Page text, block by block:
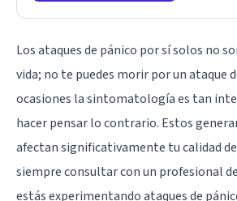
Los ataques de pánico por sí solos no
vida; no te puedes morir por un ataque
ocasiones la sintomatología es tan
hacer pensar lo contrario. Estos
afectan significativamente tu calidad de
siempre consultar con un profesional
estás experimentando ataques de